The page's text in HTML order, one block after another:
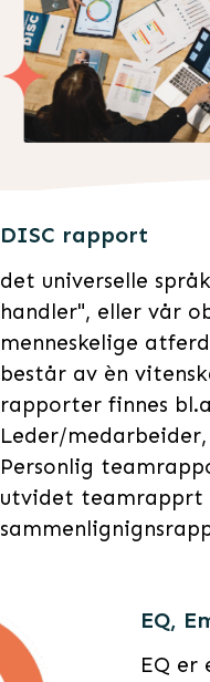
DISC rapport
det universelle
handler", eller vår
menneskelige
består av èn
rapporter finnes
Leder/medarbeider,
Personlig
utvidet teamrapprt
EQ,
EQ er